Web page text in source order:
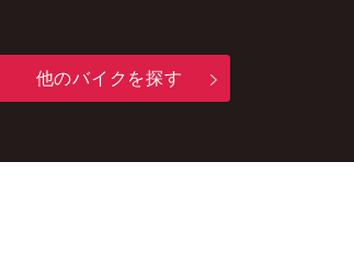
他のバイクを探す